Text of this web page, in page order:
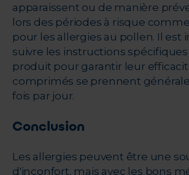
apparaissent ou de manière
lors des périodes à risque
pour les allergies au pollen. Il est
suivre les instructions
produit pour garantir leur
comprimés se prennent
fois par jour.
Conclusion
Les allergies peuvent être une
d'inconfort, mais avec les bons